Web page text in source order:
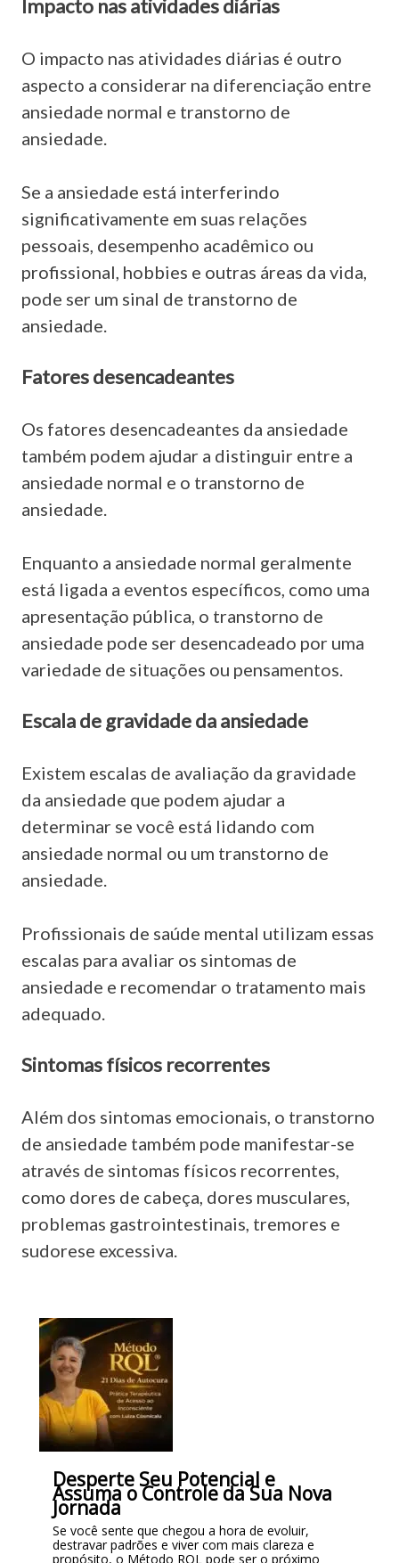
Impacto nas atividades diárias
O impacto nas atividades diárias é outro
aspecto a considerar na diferenciação entre
ansiedade normal e transtorno de
ansiedade.
Se a ansiedade está interferindo
significativamente em suas relações
pessoais, desempenho acadêmico ou
profissional, hobbies e outras áreas da vida,
pode ser um sinal de transtorno de
ansiedade.
Fatores desencadeantes
Os fatores desencadeantes da ansiedade
também podem ajudar a distinguir entre a
ansiedade normal e o transtorno de
ansiedade.
Enquanto a ansiedade normal geralmente
está ligada a eventos específicos, como uma
apresentação pública, o transtorno de
ansiedade pode ser desencadeado por uma
variedade de situações ou pensamentos.
Escala de gravidade da ansiedade
Existem escalas de avaliação da gravidade
da ansiedade que podem ajudar a
determinar se você está lidando com
ansiedade normal ou um transtorno de
ansiedade.
Profissionais de saúde mental utilizam essas
escalas para avaliar os sintomas de
ansiedade e recomendar o tratamento mais
adequado.
Sintomas físicos recorrentes
Além dos sintomas emocionais, o transtorno
de ansiedade também pode manifestar-se
através de sintomas físicos recorrentes,
como dores de cabeça, dores musculares,
problemas gastrointestinais, tremores e
sudorese excessiva.
Desperte Seu Potencial e
Assuma o Controle da Sua Nova
Jornada
Se você sente que chegou a hora de evoluir,
destravar padrões e viver com mais clareza e
propósito, o Método RQL pode ser o próximo